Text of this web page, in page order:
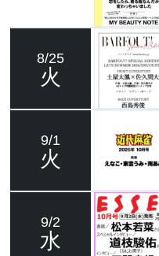
8/25
火
9/1
火
9/2
水